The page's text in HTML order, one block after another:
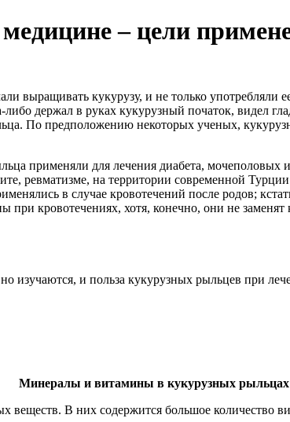
– цели
выращивать кукурузу, и не только
держал в руках кукурузный початок, видел
По предположению некоторых ученых,
применяли для лечения диабета,
ревматизме, на территории современной
в случае кровотечений после родов;
при кровотечениях, хотя, конечно, они не
изучаются, и польза кукурузных рыльцев при
Минералы и витамины в кукурузных рыльцах
веществ. В них содержится большое